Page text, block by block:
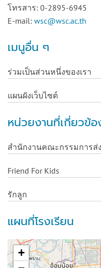
โทรสาร: 0-2895-6945
E-mail: wsc@wsc.ac.th
เมนูอื่น ๆ
ร่วมเป็นส่วนหนึ่งของเรา
แผนผังเว็บไซต์
หน่วยงานที่เกี่ยวข้อ
สำนักงานคณะกรรมการส่
Friend For Kids
รักลูก
แผนที่โรงเรียน
+